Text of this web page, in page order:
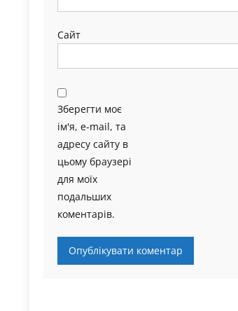
Сайт
Зберегти моє
ім'я, e-mail, та
адресу сайту в
цьому браузері
для моїх
подальших
коментарів.